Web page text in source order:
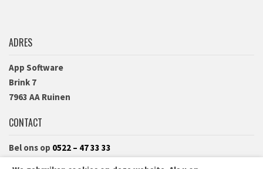
ADRES
App Software
Brink 7
7963 AA Ruinen
CONTACT
Bel ons op 0522 – 47 33 33